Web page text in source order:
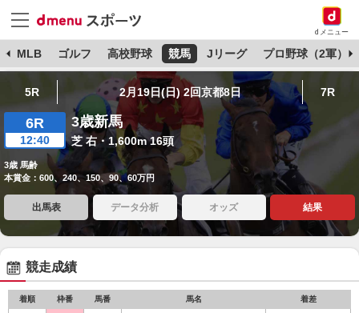
dメニュー
MLB ゴルフ 高校野球 競馬 Jリーグ プロ野球（2軍）
5R 2月19日(日) 2回京都8日 7R
6R
12:40
3歳新馬
芝 右・1,600m 16頭
3歳 馬齢
本賞金：600、240、150、90、60万円
出馬表 データ分析 オッズ 結果
競走成績
着順 枠番 馬番 馬名 着差